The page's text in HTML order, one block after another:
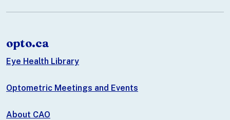
opto.ca
Eye Health Library
Optometric Meetings and Events
About CAO